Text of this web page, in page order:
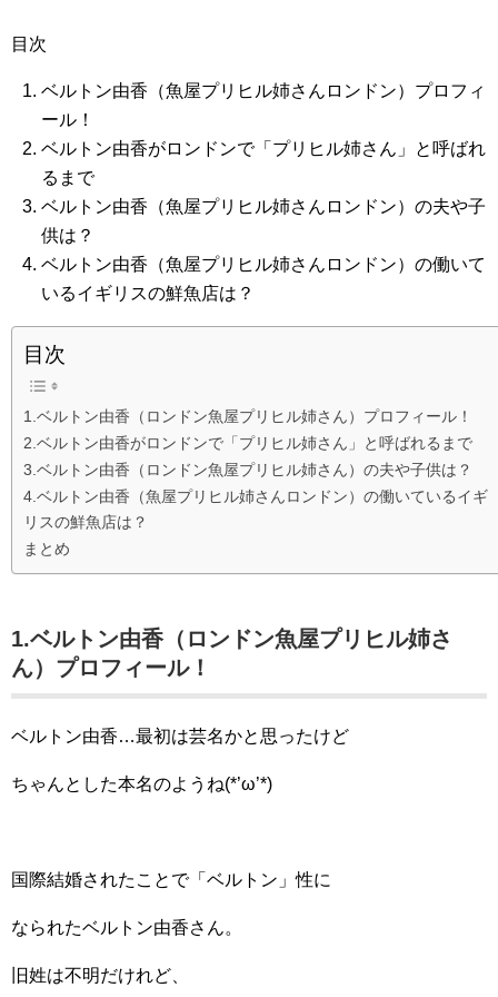
目次
ベルトン由香（魚屋プリヒル姉さんロンドン）プロフィ
ール！
ベルトン由香がロンドンで「プリヒル姉さん」と呼ばれ
るまで
ベルトン由香（魚屋プリヒル姉さんロンドン）の夫や子
供は？
ベルトン由香（魚屋プリヒル姉さんロンドン）の働いて
いるイギリスの鮮魚店は？
目次
1.ベルトン由香（ロンドン魚屋プリヒル姉さん）プロフィール！
2.ベルトン由香がロンドンで「プリヒル姉さん」と呼ばれるまで
3.ベルトン由香（ロンドン魚屋プリヒル姉さん）の夫や子供は？
4.ベルトン由香（魚屋プリヒル姉さんロンドン）の働いているイギ
リスの鮮魚店は？
まとめ
1.ベルトン由香（ロンドン魚屋プリヒル姉さ
ん）プロフィール！
ベルトン由香…最初は芸名かと思ったけど
ちゃんとした本名のようね(*’ω’*)
国際結婚されたことで「ベルトン」性に
なられたベルトン由香さん。
旧姓は不明だけれど、